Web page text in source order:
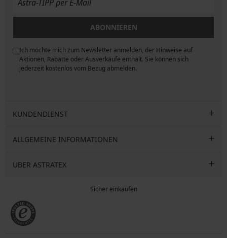
ABONNIEREN
Ich möchte mich zum Newsletter anmelden, der Hinweise auf
Aktionen, Rabatte oder Ausverkäufe enthält. Sie können sich
jederzeit kostenlos vom Bezug abmelden.
KUNDENDIENST
ALLGEMEINE INFORMATIONEN
ÜBER ASTRATEX
Sicher einkaufen